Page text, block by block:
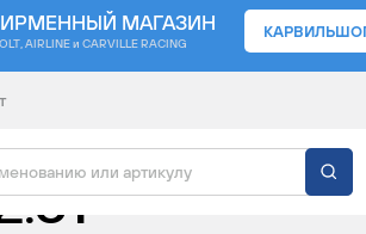
МАГАЗИН
AIRLINE и CARVILLE RACING
ДЛЯ